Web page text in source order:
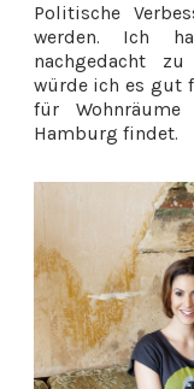
Politische
werden. Ich
nachgedacht
würde ich es gut
für
Hamburg findet.